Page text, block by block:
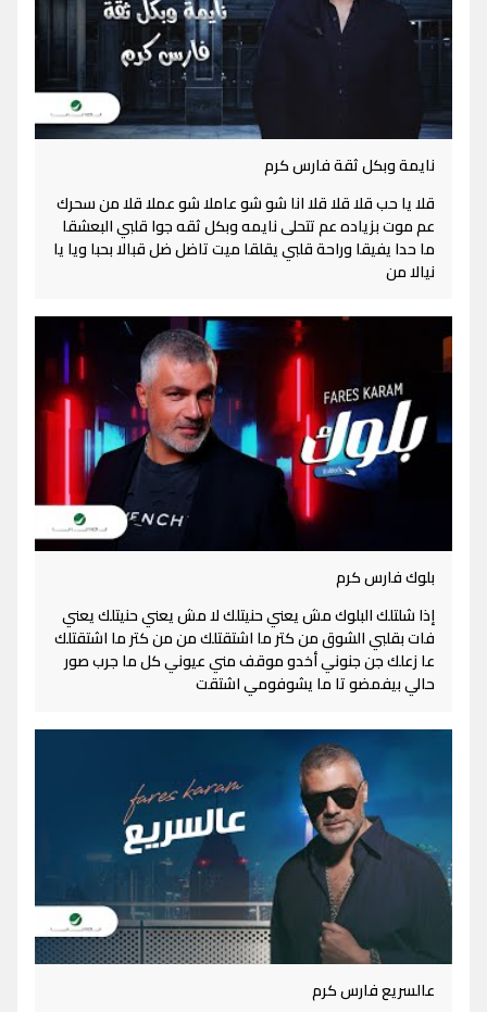
نايمة وبكل ثقة فارس كرم
قلا يا حب قلا قلا قلا انا شو شو عاملا شو عملا قلا من سحرك
عم موت بزياده عم تتحلى نايمه وبكل ثقه جوا قلبي البعشقا
ما حدا يفيقا وراحة قلبي يقلقا ميت تاضل ضل قبالا بحبا ويا يا
نيالا من
بلوك فارس كرم
إذا شلتلك البلوك مش يعني حنيتلك لا مش يعني حنيتلك يعني
فات بقلبي الشوق من كتر ما اشتقتلك من من كتر ما اشتقتلك
عا زعلك جن جنوني أخدو موقف مني عيوني كل ما جرب صور
حالي بيفمضو تا ما يشوفومي اشتقت
عالسريع فارس كرم